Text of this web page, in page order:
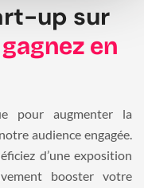
up sur
gagnez en
pour augmenter la
audience engagée.
d’une exposition
booster votre